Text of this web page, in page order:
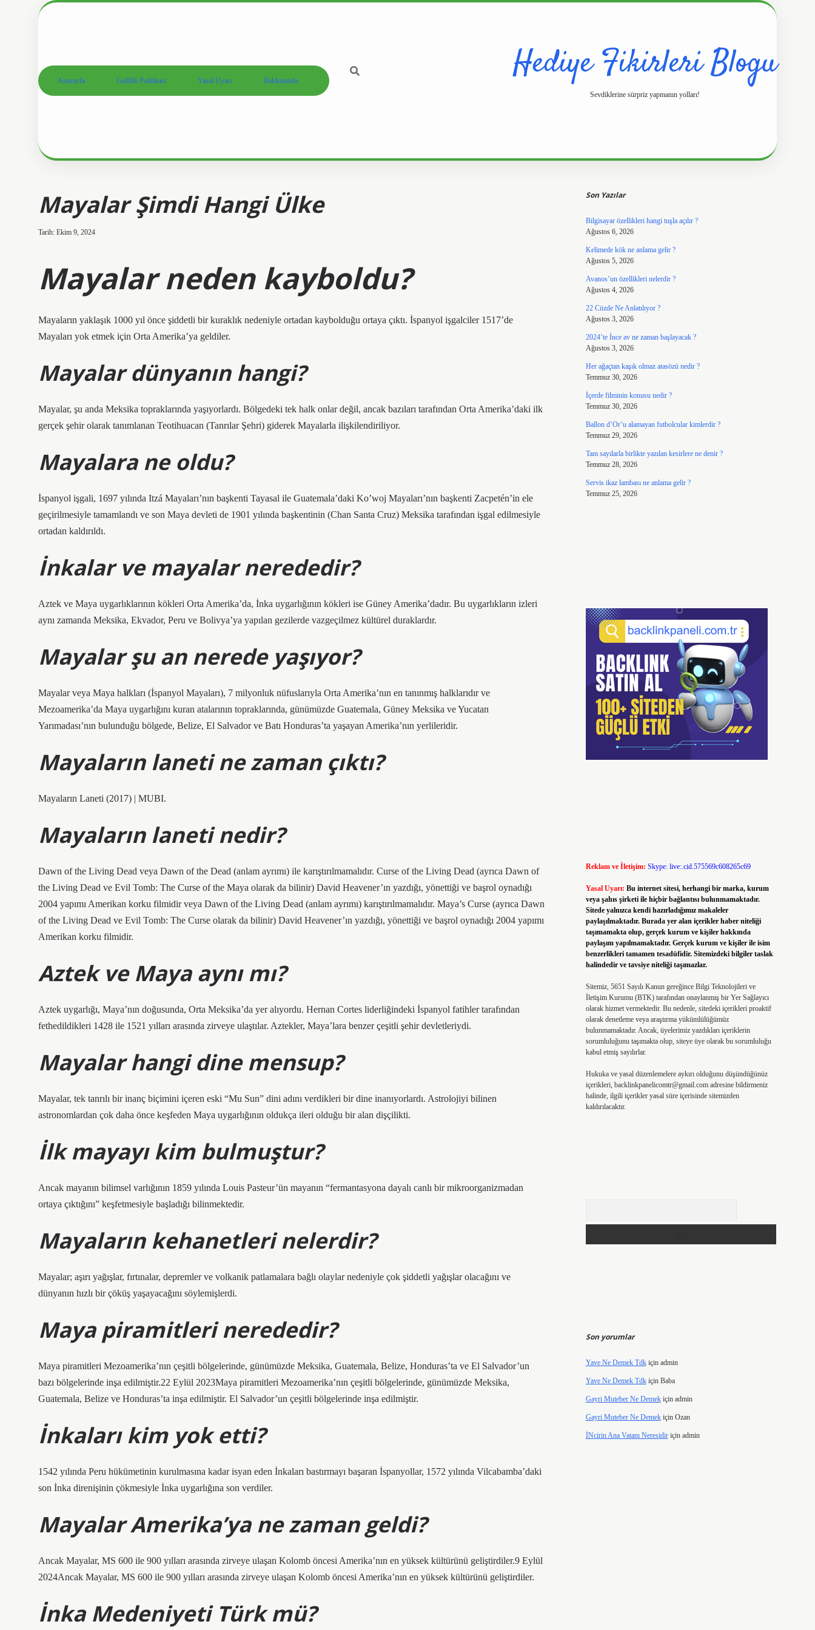
Anasayfa Gizlilik Politikası Yasal Uyarı Hakkımızda Hediye Fikirleri Blogu
Sevdiklerine sürpriz yapmanın yolları!
Mayalar Şimdi Hangi Ülke
Tarih: Ekim 9, 2024
Mayalar neden kayboldu?
Mayaların yaklaşık 1000 yıl önce şiddetli bir kuraklık nedeniyle ortadan kaybolduğu ortaya çıktı. İspanyol işgalciler 1517’de
Mayaları yok etmek için Orta Amerika’ya geldiler.
Mayalar dünyanın hangi?
Mayalar, şu anda Meksika topraklarında yaşıyorlardı. Bölgedeki tek halk onlar değil, ancak bazıları tarafından Orta Amerika’daki ilk
gerçek şehir olarak tanımlanan Teotihuacan (Tanrılar Şehri) giderek Mayalarla ilişkilendiriliyor.
Mayalara ne oldu?
İspanyol işgali, 1697 yılında Itzá Mayaları’nın başkenti Tayasal ile Guatemala’daki Ko’woj Mayaları’nın başkenti Zacpetén’in ele
geçirilmesiyle tamamlandı ve son Maya devleti de 1901 yılında başkentinin (Chan Santa Cruz) Meksika tarafından işgal edilmesiyle
ortadan kaldırıldı.
İnkalar ve mayalar nerededir?
Aztek ve Maya uygarlıklarının kökleri Orta Amerika’da, İnka uygarlığının kökleri ise Güney Amerika’dadır. Bu uygarlıkların izleri
aynı zamanda Meksika, Ekvador, Peru ve Bolivya’ya yapılan gezilerde vazgeçilmez kültürel duraklardır.
Mayalar şu an nerede yaşıyor?
Mayalar veya Maya halkları (İspanyol Mayaları), 7 milyonluk nüfuslarıyla Orta Amerika’nın en tanınmış halklarıdır ve
Mezoamerika’da Maya uygarlığını kuran atalarının topraklarında, günümüzde Guatemala, Güney Meksika ve Yucatan
Yarımadası’nın bulunduğu bölgede, Belize, El Salvador ve Batı Honduras’ta yaşayan Amerika’nın yerlileridir.
Mayaların laneti ne zaman çıktı?
Mayaların Laneti (2017) | MUBI.
Mayaların laneti nedir?
Dawn of the Living Dead veya Dawn of the Dead (anlam ayrımı) ile karıştırılmamalıdır. Curse of the Living Dead (ayrıca Dawn of
the Living Dead ve Evil Tomb: The Curse of the Maya olarak da bilinir) David Heavener’ın yazdığı, yönettiği ve başrol oynadığı
2004 yapımı Amerikan korku filmidir veya Dawn of the Living Dead (anlam ayrımı) karıştırılmamalıdır. Maya’s Curse (ayrıca Dawn
of the Living Dead ve Evil Tomb: The Curse olarak da bilinir) David Heavener’ın yazdığı, yönettiği ve başrol oynadığı 2004 yapımı
Amerikan korku filmidir.
Aztek ve Maya aynı mı?
Aztek uygarlığı, Maya’nın doğusunda, Orta Meksika’da yer alıyordu. Hernan Cortes liderliğindeki İspanyol fatihler tarafından
fethedildikleri 1428 ile 1521 yılları arasında zirveye ulaştılar. Aztekler, Maya’lara benzer çeşitli şehir devletleriydi.
Mayalar hangi dine mensup?
Mayalar, tek tanrılı bir inanç biçimini içeren eski “Mu Sun” dini adını verdikleri bir dine inanıyorlardı. Astrolojiyi bilinen
astronomlardan çok daha önce keşfeden Maya uygarlığının oldukça ileri olduğu bir alan dişçilikti.
İlk mayayı kim bulmuştur?
Ancak mayanın bilimsel varlığının 1859 yılında Louis Pasteur’ün mayanın “fermantasyona dayalı canlı bir mikroorganizmadan
ortaya çıktığını” keşfetmesiyle başladığı bilinmektedir.
Mayaların kehanetleri nelerdir?
Mayalar; aşırı yağışlar, fırtınalar, depremler ve volkanik patlamalara bağlı olaylar nedeniyle çok şiddetli yağışlar olacağını ve
dünyanın hızlı bir çöküş yaşayacağını söylemişlerdi.
Maya piramitleri nerededir?
Maya piramitleri Mezoamerika’nın çeşitli bölgelerinde, günümüzde Meksika, Guatemala, Belize, Honduras’ta ve El Salvador’un
bazı bölgelerinde inşa edilmiştir.22 Eylül 2023Maya piramitleri Mezoamerika’nın çeşitli bölgelerinde, günümüzde Meksika,
Guatemala, Belize ve Honduras’ta inşa edilmiştir. El Salvador’un çeşitli bölgelerinde inşa edilmiştir.
İnkaları kim yok etti?
1542 yılında Peru hükümetinin kurulmasına kadar isyan eden İnkaları bastırmayı başaran İspanyollar, 1572 yılında Vilcabamba’daki
son İnka direnişinin çökmesiyle İnka uygarlığına son verdiler.
Mayalar Amerika’ya ne zaman geldi?
Ancak Mayalar, MS 600 ile 900 yılları arasında zirveye ulaşan Kolomb öncesi Amerika’nın en yüksek kültürünü geliştirdiler.9 Eylül
2024Ancak Mayalar, MS 600 ile 900 yılları arasında zirveye ulaşan Kolomb öncesi Amerika’nın en yüksek kültürünü geliştirdiler.
İnka Medeniyeti Türk mü?
Son Yazılar
Bilgisayar özellikleri hangi tuşla açılır ?
Ağustos 6, 2026
Kelimede kök ne anlama gelir ?
Ağustos 5, 2026
Avanos’un özellikleri nelerdir ?
Ağustos 4, 2026
22 Cüzde Ne Anlatılıyor ?
Ağustos 3, 2026
2024’te İnce av ne zaman başlayacak ?
Ağustos 3, 2026
Her ağaçtan kaşık olmaz atasözü nedir ?
Temmuz 30, 2026
İçerde filminin konusu nedir ?
Temmuz 30, 2026
Ballon d’Or’u alamayan futbolcular kimlerdir ?
Temmuz 29, 2026
Tam sayılarla birlikte yazılan kesirlere ne denir ?
Temmuz 28, 2026
Servis ikaz lambası ne anlama gelir ?
Temmuz 25, 2026
Reklam ve İletişim: Skype: live:.cid.575569c608265c69
Yasal Uyarı: Bu internet sitesi, herhangi bir marka, kurum
veya şahıs şirketi ile hiçbir bağlantısı bulunmamaktadır.
Sitede yalnızca kendi hazırladığımız makaleler
paylaşılmaktadır. Burada yer alan içerikler haber niteliği
taşımamakta olup, gerçek kurum ve kişiler hakkında
paylaşım yapılmamaktadır. Gerçek kurum ve kişiler ile isim
benzerlikleri tamamen tesadüfidir. Sitemizdeki bilgiler taslak
halindedir ve tavsiye niteliği taşımazlar.
Sitemiz, 5651 Sayılı Kanun gereğince Bilgi Teknolojileri ve
İletişim Kurumu (BTK) tarafından onaylanmış bir Yer Sağlayıcı
olarak hizmet vermektedir. Bu nedenle, sitedeki içerikleri proaktif
olarak denetleme veya araştırma yükümlülüğümüz
bulunmamaktadır. Ancak, üyelerimiz yazdıkları içeriklerin
sorumluluğunu taşımakta olup, siteye üye olarak bu sorumluluğu
kabul etmiş sayılırlar.
Hukuka ve yasal düzenlemelere aykırı olduğunu düşündüğünüz
içerikleri, backlinkpanelicomtr@gmail.comadresine bildirmeniz
halinde, ilgili içerikler yasal süre içerisinde sitemizden
kaldırılacaktır.
Son yorumlar
Yave Ne Demek Tdkiçin admin
Yave Ne Demek Tdkiçin Baba
Gayri Muteber Ne Demekiçin admin
Gayri Muteber Ne Demekiçin Ozan
İNcirin Ana Vatanı Neresidiriçin admin